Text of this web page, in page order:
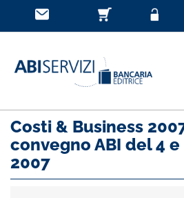
Costi & Business
convegno ABI del 4
2007